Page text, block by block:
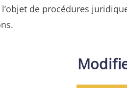
de procédures